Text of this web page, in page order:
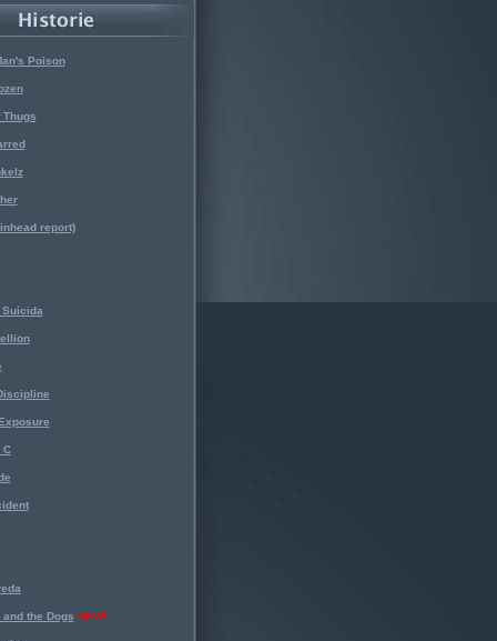
Poison
Thugs
report)
Suicida
C
the Dogs NEW!